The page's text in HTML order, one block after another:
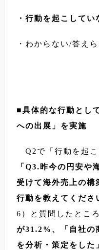
・行動を起こして
・わからない/答え
■具体的な行動とし
への出展」を実施
Q2で「行動を起こ
「Q3.昨今の円安や
受けて海外売上の構
行動を教えてくださ
6）と質問したところ
が31.2%、「自社の
を分析・策定をし